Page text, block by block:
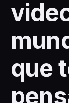
que